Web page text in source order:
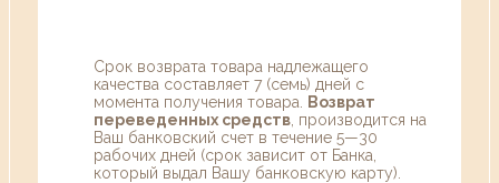
Срок возврата товара надлежащего
качества составляет 7 (семь) дней с
момента получения товара.
Возврат
переведенных средств , производится на
Ваш банковский счет в течение 5—30
рабочих дней (срок зависит от Банка,
который выдал Вашу банковскую карту).